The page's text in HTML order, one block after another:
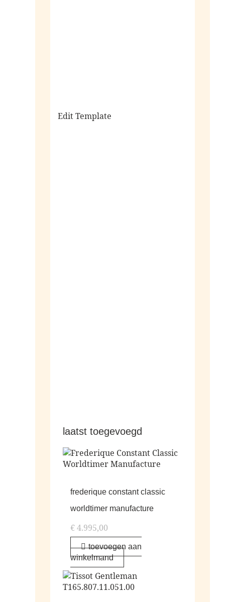
Edit Template
laatst toegevoegd
frederique constant classic
worldtimer manufacture
€4.995,00
toevoegen aan
winkelmand